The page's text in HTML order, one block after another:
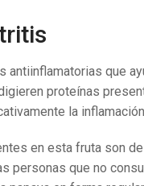
antiinflamatorias que
proteínas
la
en esta fruta son
personas que no